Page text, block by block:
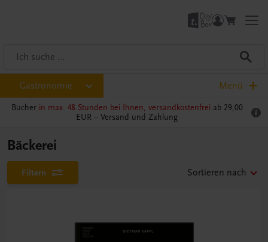
Gastronomie Menü
Bücher in max. 48 Stunden bei Ihnen, versandkostenfrei ab 29,00
EUR – Versand und Zahlung
Bäckerei
Filtern Sortieren nach